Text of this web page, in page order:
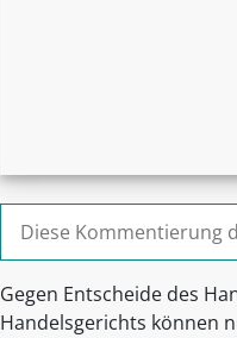
Suchen nach:
Gegen Entscheide des
Handelsgerichts können